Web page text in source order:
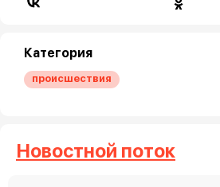
Категория
происшествия
Новостной поток